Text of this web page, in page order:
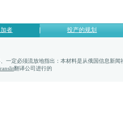
者 投产的规划
一定必须流放地指出：本材料是从俄国信息新闻
翻译公司进行的